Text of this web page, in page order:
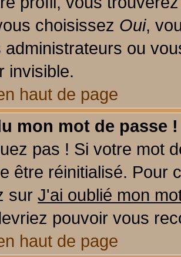
choisissez Oui,
administrateurs ou
invisible.
haut de page
mon mot de passe !
pas ! Si votre mot
être réinitialisé. Pour
sur J'ai oublié mon
pouvoir vous
haut de page